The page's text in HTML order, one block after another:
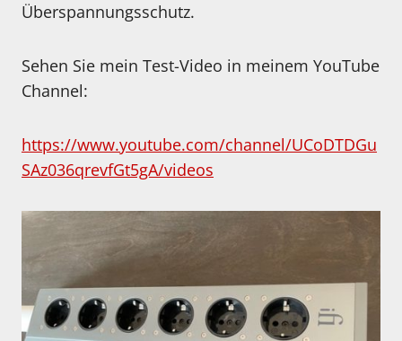
Überspannungsschutz.
Sehen Sie mein Test-Video in meinem YouTube
Channel:
https://www.youtube.com/channel/UCoDTDGu
SAz036qrevfGt5gA/videos